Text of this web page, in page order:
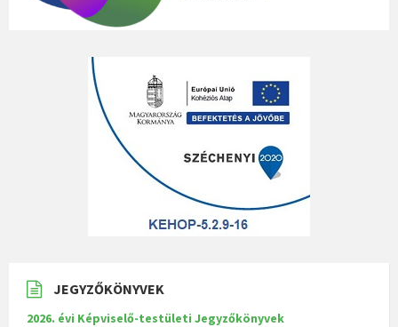
JEGYZŐKÖNYVEK
2026. évi Képviselő-testületi Jegyzőkönyvek